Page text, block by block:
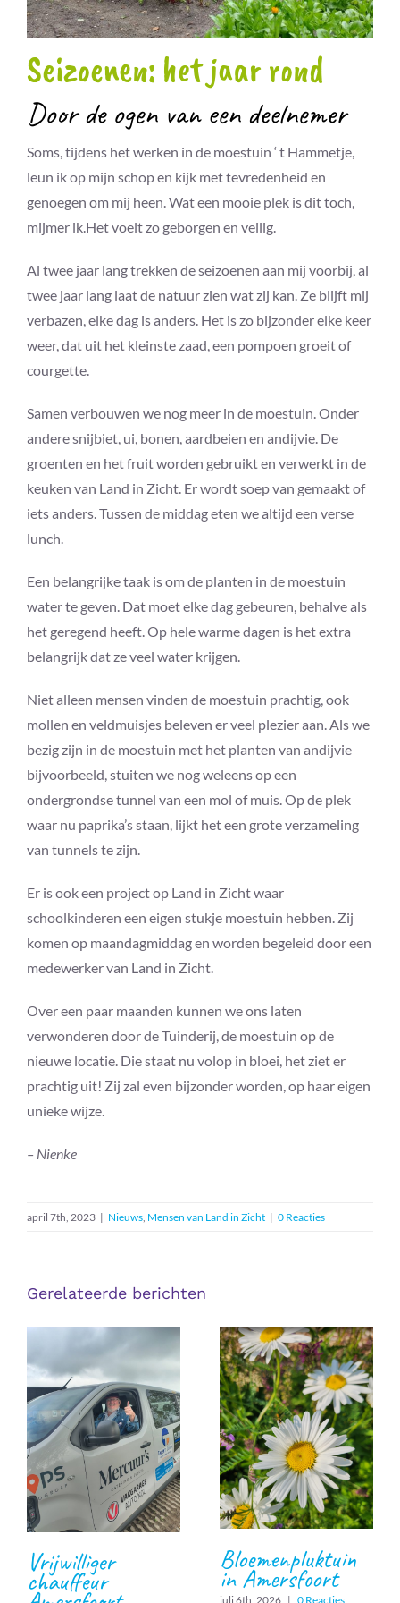
Seizoenen: het jaar rond
Door de ogen van een deelnemer
Soms, tijdens het werken in de moestuin ‘ t Hammetje,
leun ik op mijn schop en kijk met tevredenheid en
genoegen om mij heen. Wat een mooie plek is dit toch,
mijmer ik.Het voelt zo geborgen en veilig.
Al twee jaar lang trekken de seizoenen aan mij voorbij, al
twee jaar lang laat de natuur zien wat zij kan. Ze blijft mij
verbazen, elke dag is anders. Het is zo bijzonder elke keer
weer, dat uit het kleinste zaad, een pompoen groeit of
courgette.
Samen verbouwen we nog meer in de moestuin. Onder
andere snijbiet, ui, bonen, aardbeien en andijvie. De
groenten en het fruit worden gebruikt en verwerkt in de
keuken van Land in Zicht. Er wordt soep van gemaakt of
iets anders. Tussen de middag eten we altijd een verse
lunch.
Een belangrijke taak is om de planten in de moestuin
water te geven. Dat moet elke dag gebeuren, behalve als
het geregend heeft. Op hele warme dagen is het extra
belangrijk dat ze veel water krijgen.
Niet alleen mensen vinden de moestuin prachtig, ook
mollen en veldmuisjes beleven er veel plezier aan. Als we
bezig zijn in de moestuin met het planten van andijvie
bijvoorbeeld, stuiten we nog weleens op een
ondergrondse tunnel van een mol of muis. Op de plek
waar nu paprika’s staan, lijkt het een grote verzameling
van tunnels te zijn.
Er is ook een project op Land in Zicht waar
schoolkinderen een eigen stukje moestuin hebben. Zij
komen op maandagmiddag en worden begeleid door een
medewerker van Land in Zicht.
Over een paar maanden kunnen we ons laten
verwonderen door de Tuinderij, de moestuin op de
nieuwe locatie. Die staat nu volop in bloei, het ziet er
prachtig uit! Zij zal even bijzonder worden, op haar eigen
unieke wijze.
– Nienke
april 7th, 2023 | Nieuws, Mensen van Land in Zicht | 0 Reacties
Gerelateerde berichten
Vrijwilliger
chauffeur
Bloemenpluktuin
in Amersfoort
juli 6th, 2026 | 0 Reacties